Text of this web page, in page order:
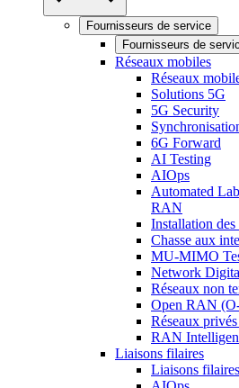
Fournisseurs de service
Fournisseurs de
Réseaux mobiles
Réseaux
Solutions 5G
5G Security
6G Forward
AI Testing
AIOps
Automated
RAN
Installation des
Chasse aux
MU-MIMO
Network
Réseaux non
Open RAN
Réseaux
RAN
Liaisons filaires
Liaisons filaires